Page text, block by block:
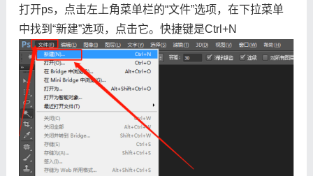
打开ps，点击左上角菜单栏的“文件”选项，在下拉菜单
中找到“新建”选项，点击它。快捷键是Ctrl+N